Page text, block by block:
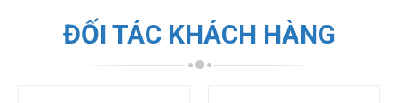
ĐỐI TÁC KHÁCH HÀNG